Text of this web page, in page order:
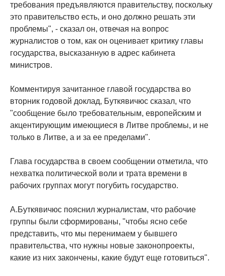
требования предъявляются правительству, поскольку
это правительство есть, и оно должно решать эти
проблемы", - сказал он, отвечая на вопрос
журналистов о том, как он оценивает критику главы
государства, высказанную в адрес кабинета
министров.
Комментируя зачитанное главой государства во
вторник годовой доклад, Буткявичюс сказал, что
"сообщение было требовательным, европейским и
акцентирующим имеющиеся в Литве проблемы, и не
только в Литве, а и за ее пределами".
Глава государства в своем сообщении отметила, что
нехватка политической воли и трата времени в
рабочих группах могут погубить государство.
А.Буткявичюс пояснил журналистам, что рабочие
группы были сформированы, "чтобы ясно себе
представить, что мы перенимаем у бывшего
правительства, что нужны новые законопроекты,
какие из них закончены, какие будут еще готовиться".